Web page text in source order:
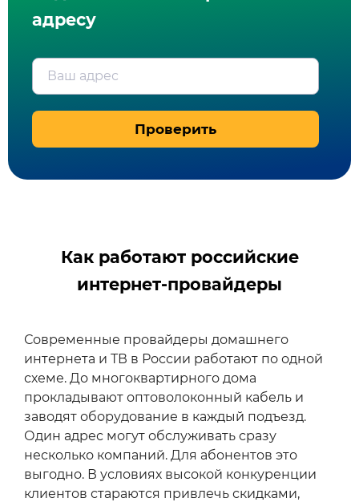
адресу
Ваш адрес
Проверить
Как работают российские
интернет-провайдеры
Современные провайдеры домашнего
интернета и ТВ в России работают по одной
схеме. До многоквартирного дома
прокладывают оптоволоконный кабель и
заводят оборудование в каждый подъезд.
Один адрес могут обслуживать сразу
несколько компаний. Для абонентов это
выгодно. В условиях высокой конкуренции
клиентов стараются привлечь скидками,